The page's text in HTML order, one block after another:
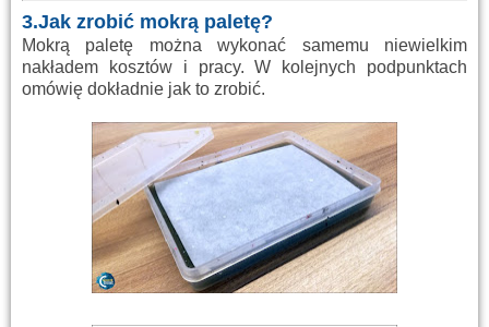
3.Jak zrobić mokrą paletę?
Mokrą paletę można wykonać samemu niewielkim
nakładem kosztów i pracy. W kolejnych podpunktach
omówię dokładnie jak to zrobić.